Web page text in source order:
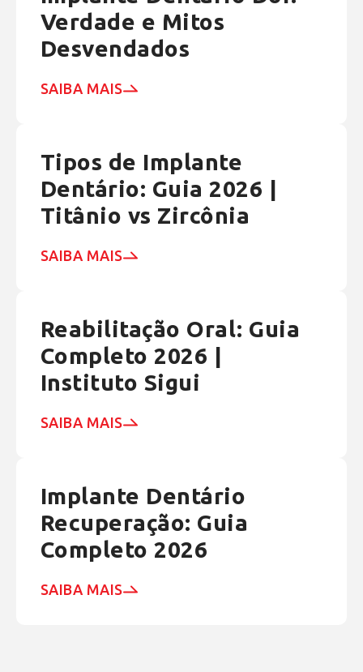
Verdade e Mitos
Desvendados
SAIBA MAIS
Tipos de Implante
Dentário: Guia 2026 |
Titânio vs Zircônia
SAIBA MAIS
Reabilitação Oral: Guia
Completo 2026 |
Instituto Sigui
SAIBA MAIS
Implante Dentário
Recuperação: Guia
Completo 2026
SAIBA MAIS